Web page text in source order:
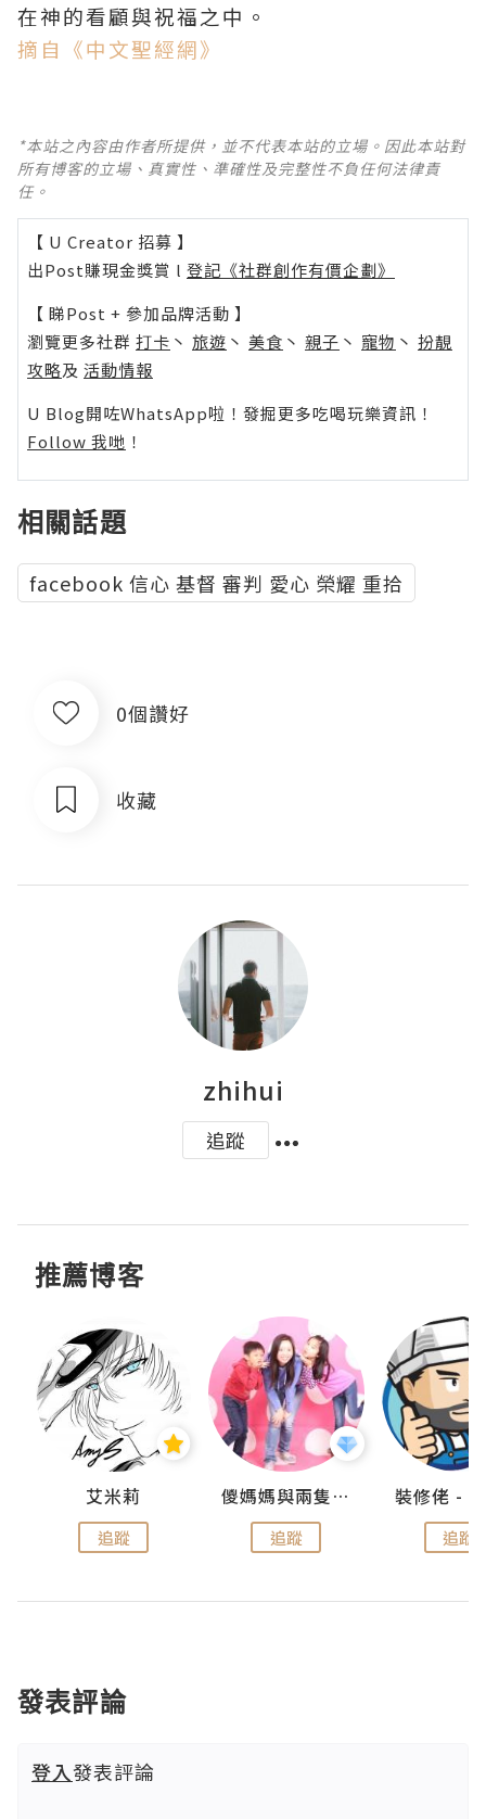
在神的看顧與祝福之中。
摘自《中文聖經網》
*本站之內容由作者所提供，並不代表本站的立場。因此本站對
所有博客的立場、真實性、準確性及完整性不負任何法律責
任。
【 U Creator 招募 】
出Post賺現金獎賞 l 登記《社群創作有價企劃》
【 睇Post + 參加品牌活動 】
瀏覽更多社群 打卡 丶 旅遊 丶 美食 丶 親子 丶 寵物 丶 扮靚
攻略及 活動情報
U Blog開咗WhatsApp啦！發掘更多吃喝玩樂資訊！
Follow 我哋 ！
相關話題
facebook 信心 基督 審判 愛心 榮耀 重拾
0個讚好
收藏
zhihui
追蹤
推薦博客
艾米莉
追蹤
儍媽媽與兩隻小魔怪之家
追蹤 追蹤
發表評論
登入發表評論